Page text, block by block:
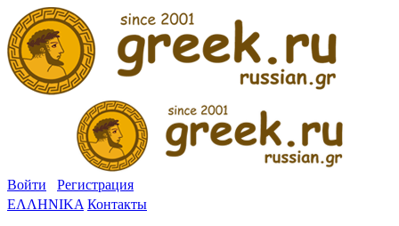
Войти
Регистрация
ΕΛΛΗΝΙΚΑ Контакты